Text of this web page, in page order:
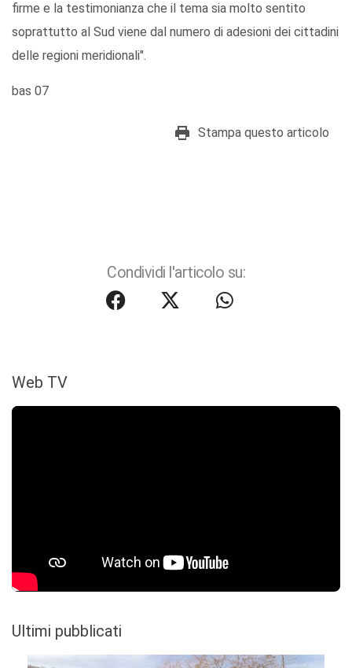
firme e la testimonianza che il tema sia molto sentito
soprattutto al Sud viene dal numero di adesioni dei cittadini
delle regioni meridionali".
bas 07
Stampa questo articolo
Condividi l'articolo su:
Web TV
Ultimi pubblicati